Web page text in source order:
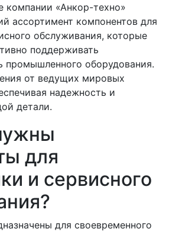
компании «Анкор-техно»
ассортимент компонентов для
обслуживания, которые
поддерживать
промышленного оборудования.
от ведущих мировых
надежность и
детали.
для
и сервисного
для своевременного